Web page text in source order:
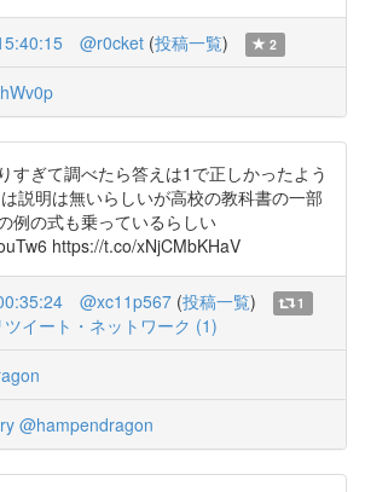
@r0cket (投稿一覧) 2
すぎて調べたら答えは1で正しかったよう
説明は無いらしいが高校の教科書の一部
例の式も乗っているらしい
https://t.co/xNjCMbKHaV
@xc11p567 (投稿一覧)
1
ツイート・ネットワーク (1)
@hampendragon